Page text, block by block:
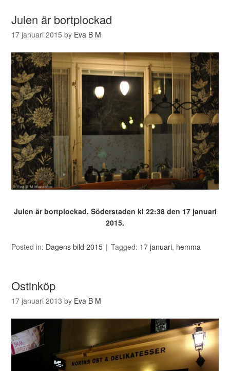
Julen är bortplockad
17 januari 2015 by Eva B M
Julen är bortplockad. Söderstaden kl 22:38 den 17 januari
2015.
Posted in: Dagens bild 2015 Tagged: 17 januari, hemma
Ostinköp
17 januari 2013 by Eva B M